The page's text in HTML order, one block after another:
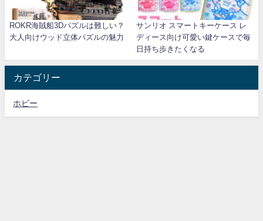
ROKR海賊船3Dパズルは難しい？
大人向けウッド立体パズルの魅力
サンリオ スマートキーケース レ
ディース向け可愛い鍵ケースで毎
日持ち歩きたくなる
カテゴリー
ホビー